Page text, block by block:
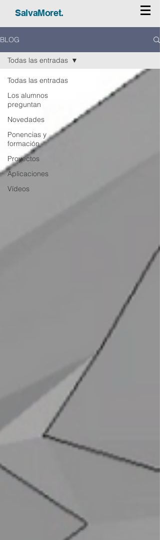
SalvaMoret.
BLOG
Todas las entradas
Los alumnos
preguntan
Novedades
Ponencias y
formación
Proyectos
Aplicaciones
Vídeos
Todas las entradas